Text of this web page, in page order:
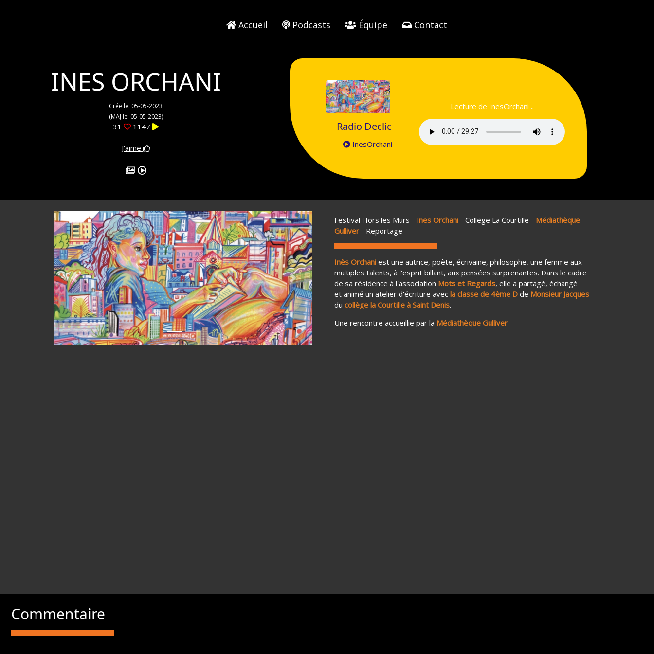
Accueil Podcasts Équipe Contact
INES ORCHANI
Crée le: 05-05-2023
(MAJ le: 05-05-2023)
31 1147
J'aime
Radio Declic
InesOrchani
Lecture de InesOrchani ..
Previous Next
Festival Hors les Murs - Ines Orchani - Collège La Courtille - Médiathèque
Gulliver - Reportage
Inès Orchani est une autrice, poète, écrivaine, philosophe, une femme aux
multiples talents, à l'esprit billant, aux pensées surprenantes. Dans le cadre
de sa résidence à l'association Mots et Regards, elle a partagé, échangé
et animé un atelier d'écriture avec la classe de 4ème D de Monsieur Jacques
du collège la Courtille à Saint Denis.
Une rencontre accueillie par la Médiathèque Gulliver
Commentaire